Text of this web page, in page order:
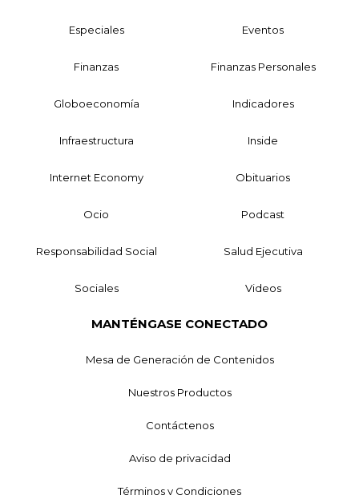
Especiales Eventos
Finanzas Finanzas Personales
Globoeconomía Indicadores
Infraestructura Inside
Internet Economy Obituarios
Ocio Podcast
Responsabilidad Social Salud Ejecutiva
Sociales Videos
MANTÉNGASE CONECTADO
Mesa de Generación de Contenidos
Nuestros Productos
Contáctenos
Aviso de privacidad
Términos y Condiciones